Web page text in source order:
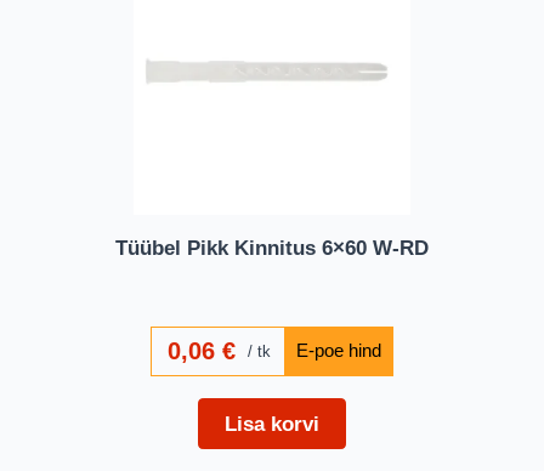
Tüübel Pikk Kinnitus 6×60 W-RD
0,06€ tk
Lisa korvi